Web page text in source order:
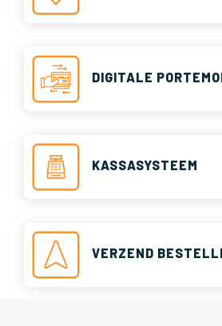
DIGITALE
KASSASYSTEEM
VERZEND